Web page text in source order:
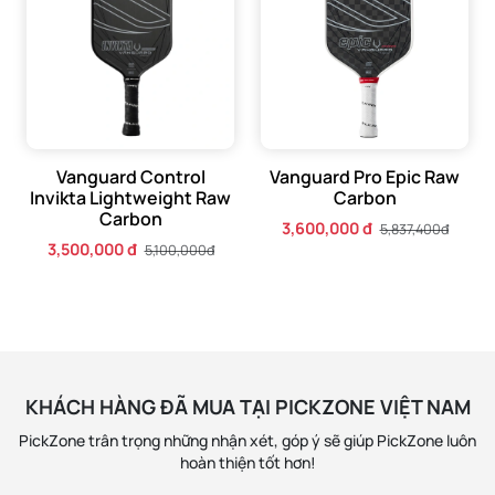
Vợt Pickleball Amped Pro Air Invikta Grey Silver 16mm chính
hãng đang có sẵn tại Pickzone - Vui lòng liên hệ với chúng
tôi 0921.456.666 - 0921.456.666 để được tư vấn, hỗ trợ tốt
Vanguard Control
Invikta Lightweight Raw
Carbon
3,500,000 đ 5,100,000đ
Vanguard Pro Epic Raw
Carbon
3,600,000 đ 5,837,400đ
KHÁCH HÀNG ĐÃ MUA TẠI PICKZONE VIỆT NAM
PickZone trân trọng những nhận xét, góp ý sẽ giúp PickZone luôn
hoàn thiện tốt hơn!